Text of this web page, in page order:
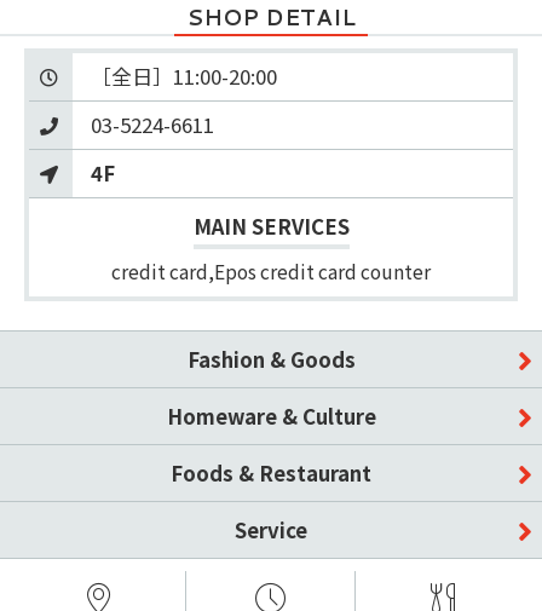
SHOP DETAIL
03-5224-6611
4F
MAIN SERVICES
credit card,Epos credit card counter
Fashion & Goods
Homeware & Culture
Foods & Restaurant
Service